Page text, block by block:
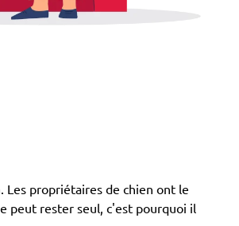
propriétaires de chien ont le
peut rester seul, c'est pourquoi il